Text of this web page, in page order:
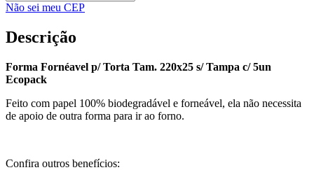
Não sei meu CEP
Descrição
Forma Fornéavel p/ Torta Tam. 220x25 s/ Tampa c/ 5un
Ecopack
Feito com papel 100% biodegradável e forneável, ela não necessita
de apoio de outra forma para ir ao forno.
Confira outros benefícios: